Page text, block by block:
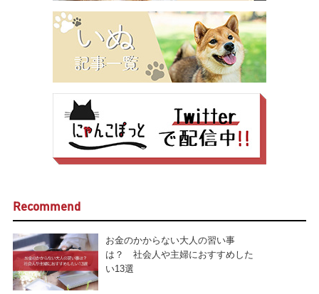
Recommend
お金のかからない大人の習い事
は？ 社会人や主婦におすすめした
い13選